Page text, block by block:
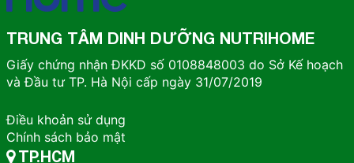
TRUNG TÂM DINH DƯỠNG NUTRIHOME
Giấy chứng nhận ĐKKD số 0108848003 do Sở Kế hoạch
và Đầu tư TP. Hà Nội cấp ngày 31/07/2019
Điều khoản sử dụng
Chính sách bảo mật
TP.HCM